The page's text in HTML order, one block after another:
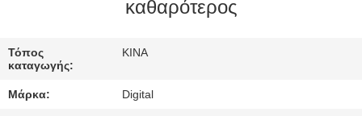
ΜΑΣ
ΕΛΆΤΕ
καθαρότερος
Τόπος
καταγωγής:
ΚΙΝΑ
Μάρκα: Digital